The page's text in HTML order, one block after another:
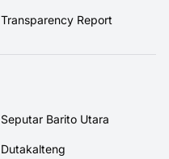
Transparency Report
Seputar Barito Utara
Dutakalteng